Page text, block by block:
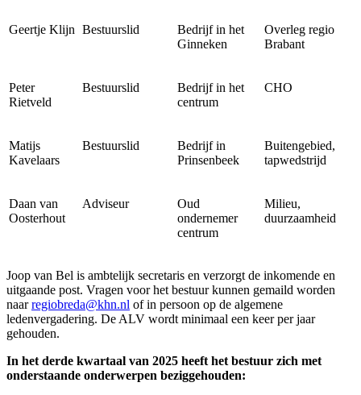
Geertje Klijn Bestuurslid
Bedrijf in het
Ginneken
Overleg regio
Brabant
Peter
Rietveld
Bestuurslid
Bedrijf in het
centrum
CHO
Matijs
Kavelaars
Bestuurslid
Bedrijf in
Prinsenbeek
Buitengebied,
tapwedstrijd
Daan van
Oosterhout
Adviseur
Oud
ondernemer
centrum
Milieu,
duurzaamheid
Joop van Bel is ambtelijk secretaris en verzorgt de inkomende en
uitgaande post. Vragen voor het bestuur kunnen gemaild worden
naarregiobreda@khn.nl of in persoon op de algemene
ledenvergadering. De ALV wordt minimaal een keer per jaar
gehouden.
In het derde kwartaal van 2025 heeft het bestuur zich met
onderstaande onderwerpen beziggehouden: